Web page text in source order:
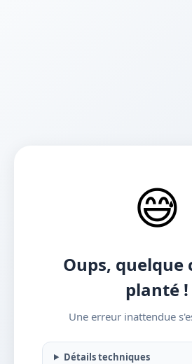
😅
Oups, quelque
planté !
Une erreur inattendue
Détails techniques